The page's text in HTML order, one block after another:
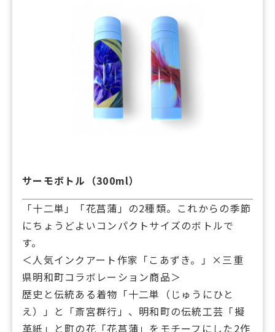
サーモボトル（300ml）
「十二単」「花菖蒲」の2種類。これからの季節
にちょうどよいコンパクトサイズのボトルで
す。
＜人気インクアート作家「こあずき。」×三重
県明和町コラボレーション商品＞
歴史と伝統ある着物「十二単（じゅうにひと
え）」と「斎宮群行」、明和町の伝統工芸「擬
革紙」と町の花「花菖蒲」をモチーフにした2作